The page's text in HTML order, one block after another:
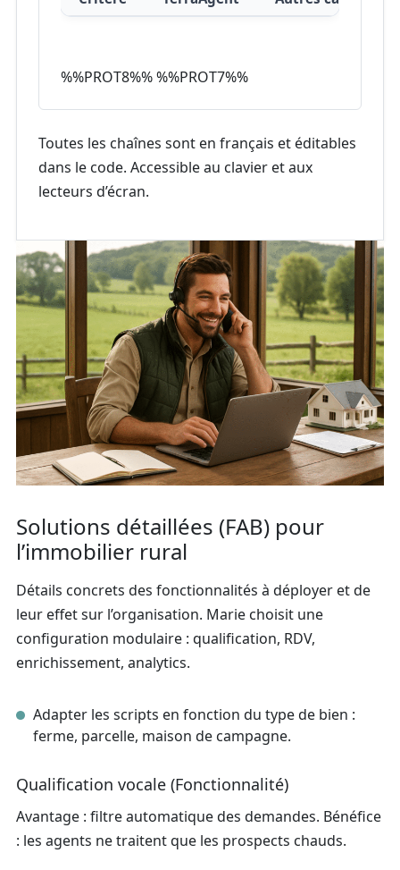
%%PROT8%% %%PROT7%%
Toutes les chaînes sont en français et éditables
dans le code. Accessible au clavier et aux
lecteurs d’écran.
Solutions détaillées (FAB) pour
l’immobilier rural
Détails concrets des fonctionnalités à déployer et de
leur effet sur l’organisation. Marie choisit une
configuration modulaire : qualification, RDV,
enrichissement, analytics.
Adapter les scripts en fonction du type de bien :
ferme, parcelle, maison de campagne.
Qualification vocale (Fonctionnalité)
Avantage : filtre automatique des demandes. Bénéfice
: les agents ne traitent que les prospects chauds.